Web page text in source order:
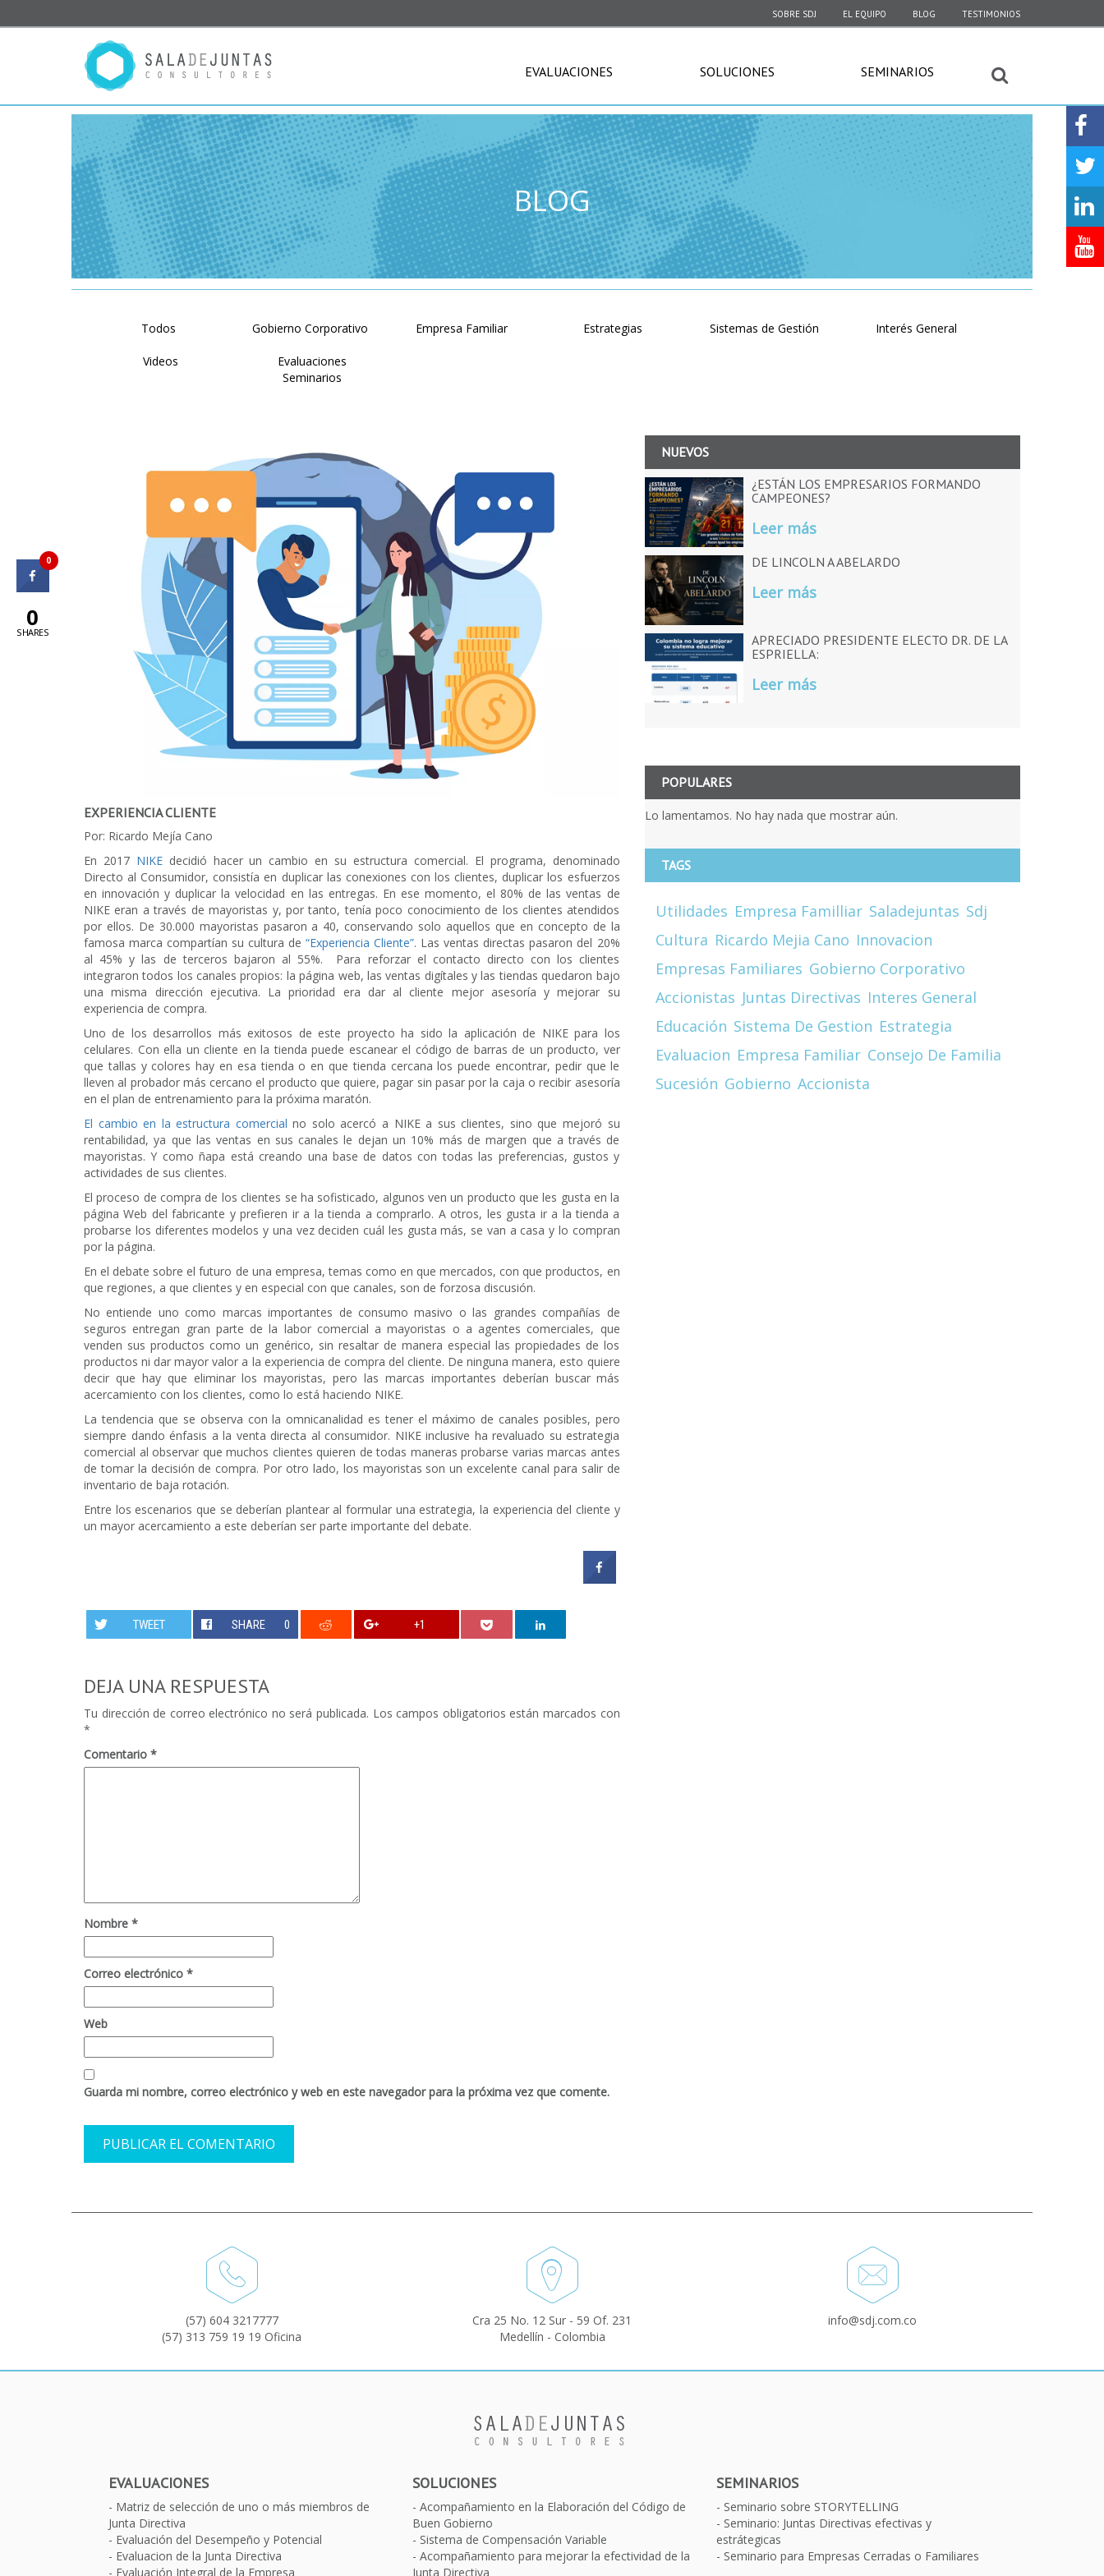
SOBRE SDJ EL EQUIPO BLOG TESTIMONIOS
EVALUACIONES SOLUCIONES SEMINARIOS
BLOG
Todos Gobierno Corporativo Empresa Familiar Estrategias Sistemas de Gestión Interés General
Videos
Evaluaciones
Seminarios
EXPERIENCIA CLIENTE
Por: Ricardo Mejía Cano
En 2017 NIKEdecidió hacer un cambio en su estructura comercial. El programa, denominado
Directo al Consumidor, consistía en duplicar las conexiones con los clientes, duplicar los esfuerzos
en innovación y duplicar la velocidad en las entregas. En ese momento, el 80% de las ventas de
NIKE eran a través de mayoristas y, por tanto, tenía poco conocimiento de los clientes atendidos
por ellos. De 30.000 mayoristas pasaron a 40, conservando solo aquellos que en concepto de la
famosa marca compartían su cultura de“Experiencia Cliente”. Las ventas directas pasaron del 20%
al 45% y las de terceros bajaron al 55%. Para reforzar el contacto directo con los clientes
integraron todos los canales propios: la página web, las ventas digítales y las tiendas quedaron bajo
una misma dirección ejecutiva. La prioridad era dar al cliente mejor asesoría y mejorar su
experiencia de compra.
Uno de los desarrollos más exitosos de este proyecto ha sido la aplicación de NIKE para los
celulares. Con ella un cliente en la tienda puede escanear el código de barras de un producto, ver
que tallas y colores hay en esa tienda o en que tienda cercana los puede encontrar, pedir que le
lleven al probador más cercano el producto que quiere, pagar sin pasar por la caja o recibir asesoría
en el plan de entrenamiento para la próxima maratón.
El cambio en la estructura comercial no solo acercó a NIKE a sus clientes, sino que mejoró su
rentabilidad, ya que las ventas en sus canales le dejan un 10% más de margen que a través de
mayoristas. Y como ñapa está creando una base de datos con todas las preferencias, gustos y
actividades de sus clientes.
El proceso de compra de los clientes se ha sofisticado, algunos ven un producto que les gusta en la
página Web del fabricante y prefieren ir a la tienda a comprarlo. A otros, les gusta ir a la tienda a
probarse los diferentes modelos y una vez deciden cuál les gusta más, se van a casa y lo compran
por la página.
En el debate sobre el futuro de una empresa, temas como en que mercados, con que productos, en
que regiones, a que clientes y en especial con que canales, son de forzosa discusión.
No entiende uno como marcas importantes de consumo masivo o las grandes compañías de
seguros entregan gran parte de la labor comercial a mayoristas o a agentes comerciales, que
venden sus productos como un genérico, sin resaltar de manera especial las propiedades de los
productos ni dar mayor valor a la experiencia de compra del cliente. De ninguna manera, esto quiere
decir que hay que eliminar los mayoristas, pero las marcas importantes deberían buscar más
acercamiento con los clientes, como lo está haciendo NIKE.
La tendencia que se observa con la omnicanalidad es tener el máximo de canales posibles, pero
siempre dando énfasis a la venta directa al consumidor. NIKE inclusive ha revaluado su estrategia
comercial al observar que muchos clientes quieren de todas maneras probarse varias marcas antes
de tomar la decisión de compra. Por otro lado, los mayoristas son un excelente canal para salir de
inventario de baja rotación.
Entre los escenarios que se deberían plantear al formular una estrategia, la experiencia del cliente y
un mayor acercamiento a este deberían ser parte importante del debate.
TWEET SHARE 0 +1
DEJA UNA RESPUESTA
Tu dirección de correo electrónico no será publicada. Los campos obligatorios están marcados con
*
Comentario *
Nombre *
Correo electrónico *
Web
Guarda mi nombre, correo electrónico y web en este navegador para la próxima vez que comente.
NUEVOS
¿ESTÁN LOS EMPRESARIOS FORMANDO
CAMPEONES?
Leer más
DE LINCOLN A ABELARDO
Leer más
APRECIADO PRESIDENTE ELECTO DR. DE LA
ESPRIELLA:
Leer más
POPULARES
Lo lamentamos. No hay nada que mostrar aún.
TAGS
Utilidades Empresa Familliar Saladejuntas Sdj
Cultura Ricardo Mejia Cano Innovacion
Empresas Familiares Gobierno Corporativo
Accionistas Juntas Directivas Interes General
Educación Sistema De Gestion Estrategia
Evaluacion Empresa Familiar Consejo De Familia
Sucesión Gobierno Accionista
(57) 604 3217777
(57) 313 759 19 19 Oficina
Cra 25 No. 12 Sur - 59 Of. 231
Medellín - Colombia
info@sdj.com.co
EVALUACIONES
Matriz de selección de uno o más miembros de
Junta Directiva
Evaluación del Desempeño y Potencial
Evaluacion de la Junta Directiva
Evaluación Integral de la Empresa
SOLUCIONES
Acompañamiento en la Elaboración del Código de
Buen Gobierno
Sistema de Compensación Variable
Acompañamiento para mejorar la efectividad de la
Junta Directiva
SEMINARIOS
Seminario sobre STORYTELLING
Seminario: Juntas Directivas efectivas y
estrátegicas
Seminario para Empresas Cerradas o Familiares
0
0
SHARES